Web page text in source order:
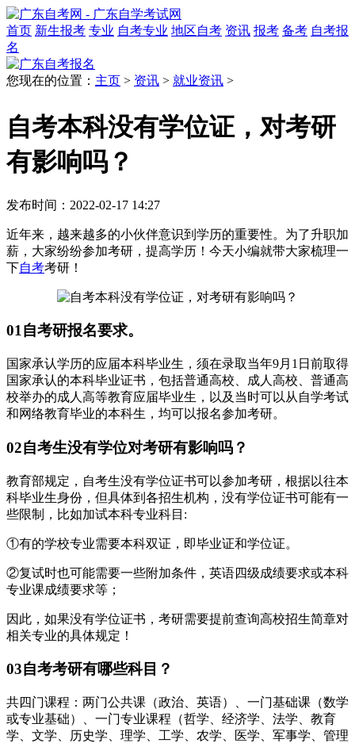
首页 新生报考 专业 自考专业 地区自考 资讯 报考 备考 自考报
名
您现在的位置： 主页 > 资讯 > 就业资讯 >
自考本科没有学位证，对考研
有影响吗？
发布时间：2022-02-17 14:27
近年来，越来越多的小伙伴意识到学历的重要性。为了升职加
薪，大家纷纷参加考研，提高学历！今天小编就带大家梳理一
下自考考研！
01自考研报名要求。
国家承认学历的应届本科毕业生，须在录取当年9月1日前取得
国家承认的本科毕业证书，包括普通高校、成人高校、普通高
校举办的成人高等教育应届毕业生，以及当时可以从自学考试
和网络教育毕业的本科生，均可以报名参加考研。
02自考生没有学位对考研有影响吗？
教育部规定，自考生没有学位证书可以参加考研，根据以往本
科毕业生身份，但具体到各招生机构，没有学位证书可能有一
些限制，比如加试本科专业科目:
①有的学校专业需要本科双证，即毕业证和学位证。
②复试时也可能需要一些附加条件，英语四级成绩要求或本科
专业课成绩要求等；
因此，如果没有学位证书，考研需要提前查询高校招生简章对
相关专业的具体规定！
03自考考研有哪些科目？
共四门课程：两门公共课（政治、英语）、一门基础课（数学
或专业基础）、一门专业课程（哲学、经济学、法学、教育
学、文学、历史学、理学、工学、农学、医学、军事学、管理